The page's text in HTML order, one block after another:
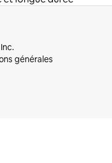
générales